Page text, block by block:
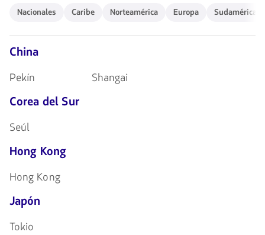
Nacionales
Nacionales Caribe
Caribe Norteamérica
Norteamérica Europa
Europa Sudamérica
Sudamérica
China
Pekín Shangai
Corea del Sur
Seúl
Hong Kong
Hong Kong
Japón
Tokio